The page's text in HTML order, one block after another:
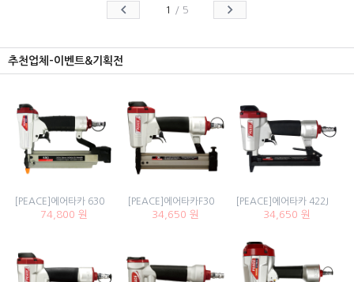
1 / 5
추천업체-이벤트&기획전
[PEACE]에어타카 630
74,800 원
[PEACE]에어타카F30
34,650 원
[PEACE]에어타카 422J
34,650 원